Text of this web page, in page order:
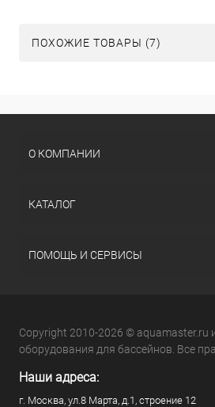
ПОХОЖИЕ ТОВАРЫ (7)
О КОМПАНИИ
КАТАЛОГ
ПОМОЩЬ И СЕРВИСЫ
Copyright 2010-2026 © aquamaster.ru
оборудования для бассейнов. Все
Наши адреса:
г. Москва, ул.8 Марта, д.1, строение 12